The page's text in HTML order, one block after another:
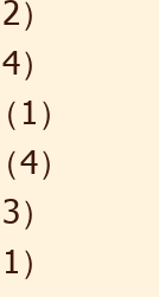
連日の単
していま
）
）
（1）
（4）
）
）